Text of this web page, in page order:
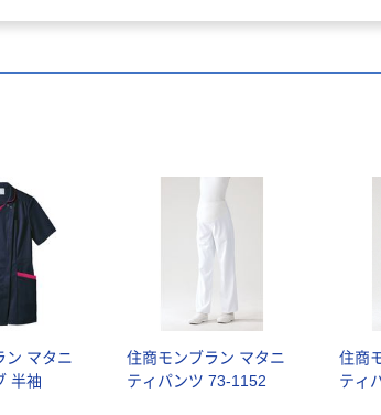
ン マタニ
半袖
住商モンブラン マタニ
ティパンツ 73-1152
住商
ティ